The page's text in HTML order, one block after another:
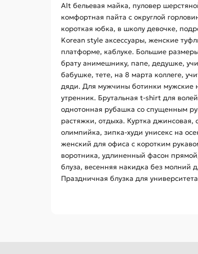
Alt бельевая майка, пуловер
комфортная пайта с округлой
короткая юбка, в школу девочке,
Korean style аксессуары, женские
платформе, каблуке. Большие
брату анимешнику, папе, дедушке,
бабушке, тете, на 8 марта коллеге,
дяди. Для мужчины ботинки мужские
утренник. Брутальная t-shirt для
однотонная рубашка со спущенным
растяжки, отдыха. Куртка
олимпийка, зипка-худи унисекс на
женский для офиса с коротким
воротника, удлиненный фасон
блуза, весенняя накидка без молний
Праздничная блузка для